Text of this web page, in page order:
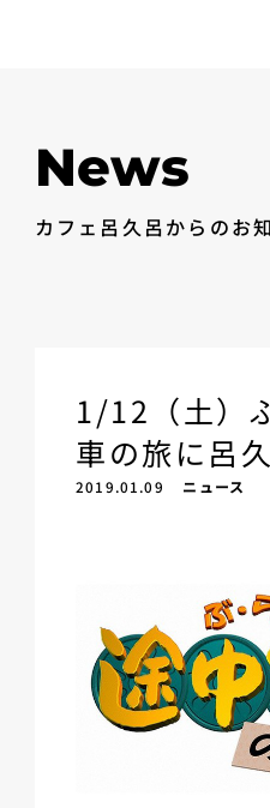
News
カフェ呂久呂からのお
1/12（土）
車の旅に呂
2019.01.09 ニュース